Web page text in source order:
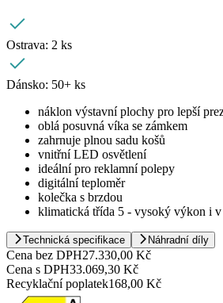
Ostrava: 2 ks
Dánsko: 50+ ks
náklon výstavní plochy pro lepší
oblá posuvná víka se zámkem
zahrnuje plnou sadu košů
vnitřní LED osvětlení
ideální pro reklamní polepy
digitální teploměr
kolečka s brzdou
klimatická třída 5 - vysoký výkon i v
Technická specifikace Náhradní díly
Cena bez DPH27.330,00 Kč
Cena s DPH33.069,30 Kč
Recyklační poplatek168,00 Kč